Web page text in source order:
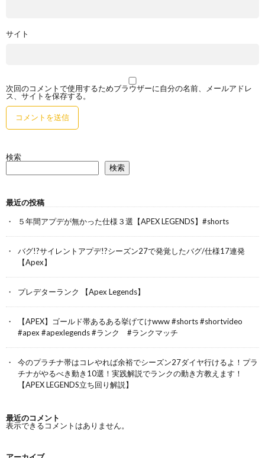
サイト
次回のコメントで使用するためブラウザーに自分の名前、メールアドレ
ス、サイトを保存する。
検索
検索
最近の投稿
５年間アプデが無かった仕様３選【APEX LEGENDS】#shorts
バグ!?サイレントアプデ!?シーズン27で発覚したバグ/仕様17連発
【Apex】
プレデターランク 【Apex Legends】
【APEX】ゴールド帯あるある挙げてけwww #shorts #shortvideo
#apex #apexlegends #ランク #ランクマッチ
今のプラチナ帯はコレやれば余裕でシーズン27ダイヤ行けるよ！プラ
チナがやるべき動き10選！実践解説でランクの動き方教えます！
【APEX LEGENDS立ち回り解説】
最近のコメント
表示できるコメントはありません。